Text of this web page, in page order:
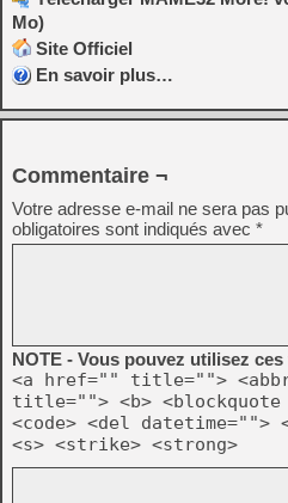
Mo)
Site Officiel
En savoir plus…
Commentaire ¬
Votre adresse e-mail ne sera pas
obligatoires sont indiqués avec *
NOTE - Vous pouvez utilisez
<a href="" title="">
title=""> <b>
<code> <del datetime="">
<s> <strike> <strong>